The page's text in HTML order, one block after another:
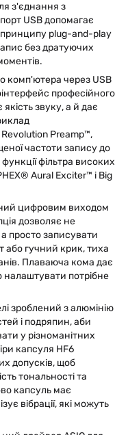
з'єднання з
USB допомагає
plug-and-play
без дратуючих
комп'ютера через USB
професійного
звуку, а й дає
Preamp™,
частоти запису до
фільтра високих
Aural Exciter™ і Big
цифровим виходом
дозволяє не
просто записувати
або гучний крик, тиха
Плаваюча кома дає
налаштувати потрібне
зроблений з алюмінію
і подряпин, аби
у різноманітних
капсуля HF6
допусків, щоб
тональності та
капсуль має
вібрації, які можуть